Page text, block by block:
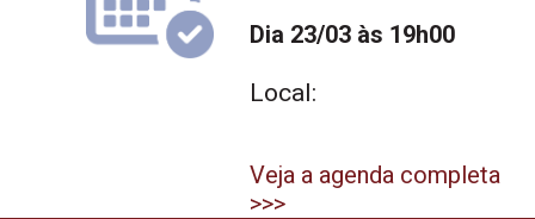
Dia 23/03 às 19h00
Local:
Veja a agenda completa
>>>